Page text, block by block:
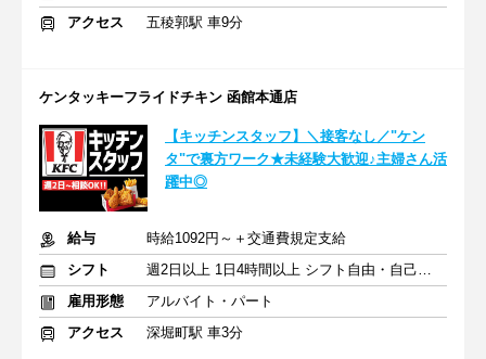
アクセス
五稜郭駅 車9分
ケンタッキーフライドチキン 函館本通店
【キッチンスタッフ】＼接客なし／"ケン
タ"で裏方ワーク★未経験大歓迎♪主婦さん活
躍中◎
給与
時給1092円～＋交通費規定支給
シフト
週2日以上 1日4時間以上 シフト自由・自己申告
雇用形態
アルバイト・パート
アクセス
深堀町駅 車3分